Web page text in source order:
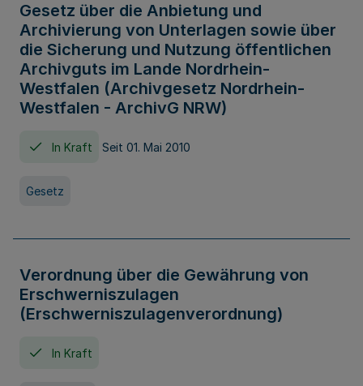
Gesetz über die Anbietung und
Archivierung von Unterlagen sowie über
die Sicherung und Nutzung öffentlichen
Archivguts im Lande Nordrhein-
Westfalen (Archivgesetz Nordrhein-
Westfalen - ArchivG NRW)
In Kraft Seit 01. Mai 2010
Gesetz
Verordnung über die Gewährung von
Erschwerniszulagen
(Erschwerniszulagenverordnung)
In Kraft